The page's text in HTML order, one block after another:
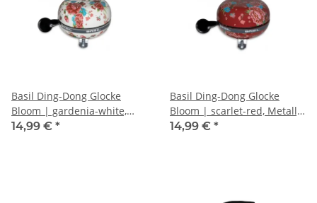
Basil Ding-Dong Glocke
Bloom | gardenia-white,
Metall, Ø80mm, 7x7x5cm
14,99 € *
Basil Ding-Dong Glocke
Bloom | scarlet-red, Metall,
Ø80mm, 7x7x5cm
14,99 € *